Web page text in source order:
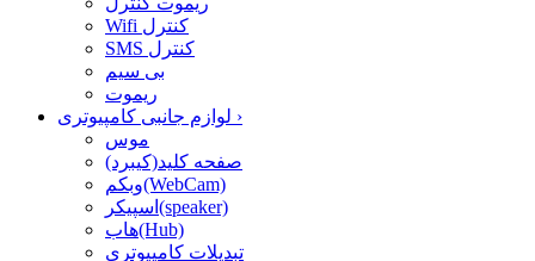
Wifi کنترل
SMS کنترل
بی سیم
ریموت
›
موس
صفحه کلید(کیبرد)
وبکم(WebCam)
اسپیکر(speaker)
هاب(Hub)
تبدیلات کامپیوتری